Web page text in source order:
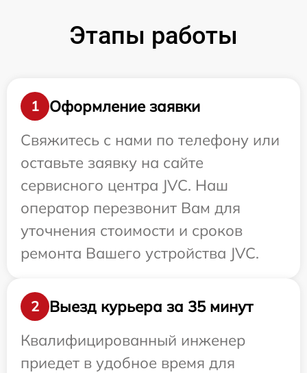
Этапы работы
1
Оформление заявки
Свяжитесь с нами по телефону или
оставьте заявку на сайте
сервисного центра JVC. Наш
оператор перезвонит Вам для
уточнения стоимости и сроков
ремонта Вашего устройства JVC.
2
Выезд курьера за 35 минут
Квалифицированный инженер
приедет в удобное время для